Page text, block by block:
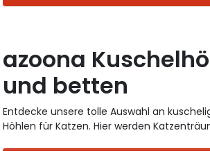
azoona
und betten
Entdecke unsere tolle Auswahl an
Höhlen für Katzen. Hier werden